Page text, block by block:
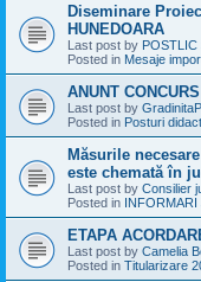
Diseminare
HUNEDOARA
Last post by POSTLIC
Posted in Mesaje
ANUNT
Last post by
Posted in Posturi
Măsurile
este chemată în
Last post by Consilier
Posted in
ETAPA
Last post by Camelia
Posted in Titularizare